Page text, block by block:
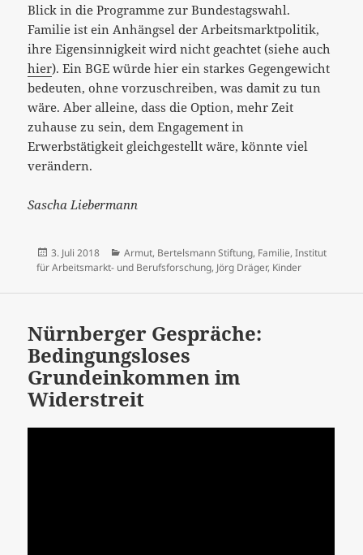
Blick in die Programme zur Bundestagswahl.
Familie ist ein Anhängsel der Arbeitsmarktpolitik,
ihre Eigensinnigkeit wird nicht geachtet (siehe auch
hier). Ein BGE würde hier ein starkes Gegengewicht
bedeuten, ohne vorzuschreiben, was damit zu tun
wäre. Aber alleine, dass die Option, mehr Zeit
zuhause zu sein, dem Engagement in
Erwerbstätigkeit gleichgestellt wäre, könnte viel
verändern.
Sascha Liebermann
Veröffentlicht
am
3. Juli 2018 Kategorien
Armut, Bertelsmann Stiftung, Familie, Institut
für Arbeitsmarkt- und Berufsforschung, Jörg Dräger, Kinder
Nürnberger Gespräche:
Bedingungsloses
Grundeinkommen im
Widerstreit